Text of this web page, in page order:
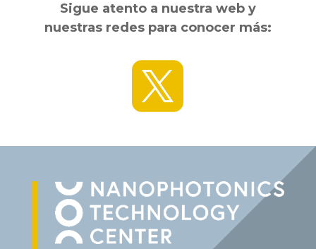
Sigue atento a nuestra web y
nuestras redes para conocer más:
